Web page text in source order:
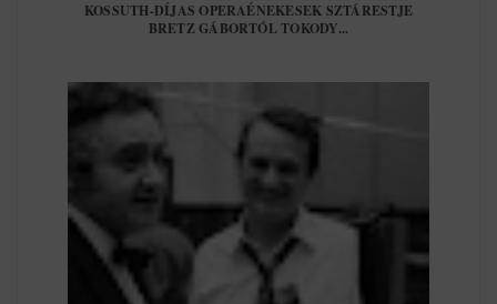
KOSSUTH-DÍJAS OPERAÉNEKESEK SZTÁRESTJE
BRETZ GÁBORTÓL TOKODY...